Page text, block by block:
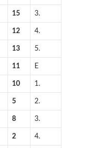
15 3.
12 4.
13 5.
11 E
10 1.
5 2.
8 3.
2 4.